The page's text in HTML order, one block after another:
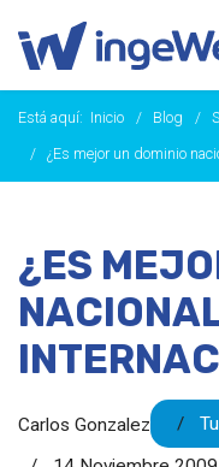
Está aquí: Inicio Blog
¿Es mejor un dominio
¿ES
Carlos Gonzalez